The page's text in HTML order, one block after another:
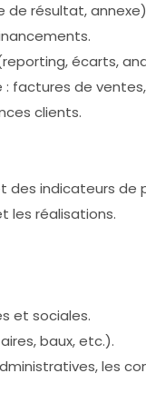
de résultat,
écarts,
factures de
clients.
indicateurs de
les réalisations.
et sociales.
baux, etc.).
les